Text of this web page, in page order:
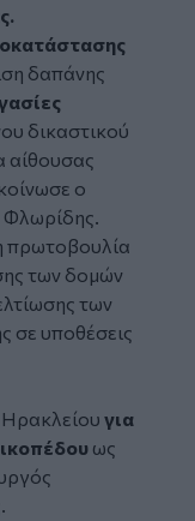
δαπάνης
δικαστικού
αίθουσας
ο
Φλωρίδης.
πρωτοβουλία
των δομών
των
σε υποθέσεις
για
ως